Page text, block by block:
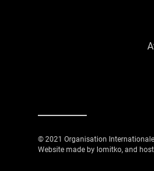
© 2021 Organisation
Website made by lomitko, and